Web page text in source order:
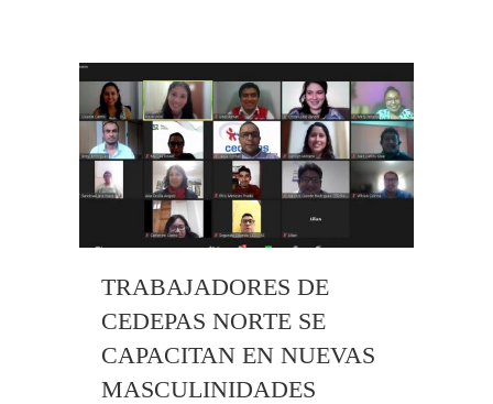
TRABAJADORES DE
CEDEPAS NORTE SE
CAPACITAN EN NUEVAS
MASCULINIDADES